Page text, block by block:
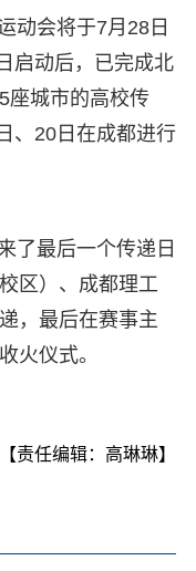
动会将于7月28日
启动后，已完成北
座城市的高校传
、20日在成都进行
了最后一个传递日
区）、成都理工
，最后在赛事主
火仪式。
【责任编辑：高琳琳】